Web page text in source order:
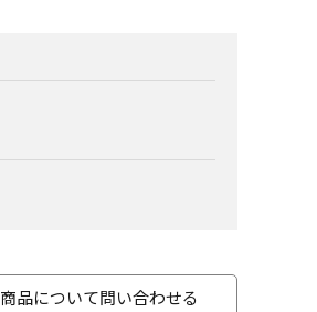
品について問い合わせる